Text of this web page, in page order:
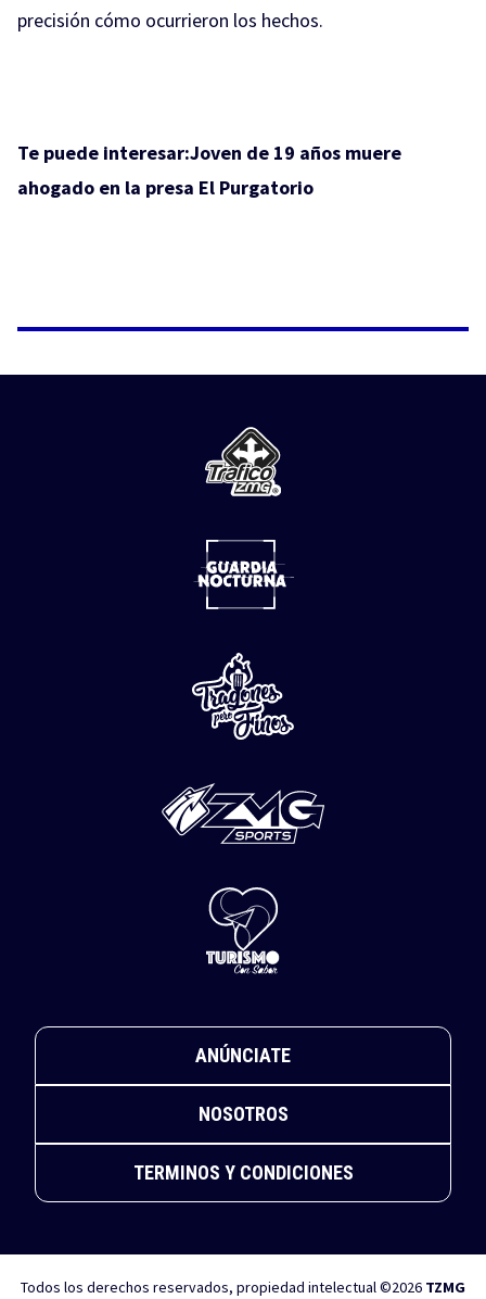
precisión cómo ocurrieron los hechos.
Te puede interesar:Joven de 19 años muere
ahogado en la presa El Purgatorio
ANÚNCIATE
NOSOTROS
TERMINOS Y CONDICIONES
Todos los derechos reservados, propiedad intelectual ©2026 TZMG